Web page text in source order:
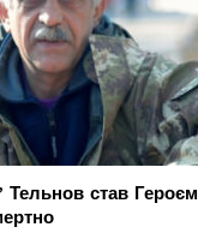
Тельнов став Героєм